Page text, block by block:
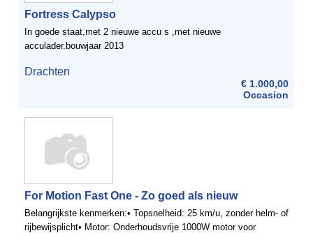
Fortress Calypso
In goede staat,met 2 nieuwe accu s ,met nieuwe
acculader.bouwjaar 2013
Drachten
€ 1.000,00
Occasion
For Motion Fast One - Zo goed als nieuw
Belangrijkste kenmerken:• Topsnelheid: 25 km/u, zonder helm- of
rijbewijsplicht• Motor: Onderhoudsvrije 1000W motor voor